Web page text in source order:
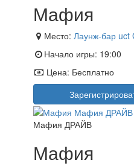
Мафия
Место: Лаунж-бар uct
Начало игры: 19:00
Цена: Бесплатно
Мафия ДРАЙВ
Мафия